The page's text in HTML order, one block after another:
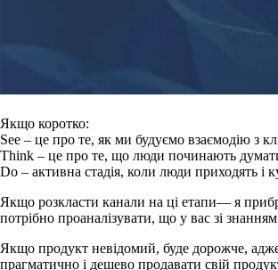
Якщо коротко:
See – це про те, як ми будуємо взаємодію з
Think – це про те, що люди починають
Do – активна стадія, коли люди приходять і
Якщо розкласти канали на ці етапи— я
потрібно проаналізувати, що у вас зі
Якщо продукт невідомий, буде дорожче,
прагматично і дешево продавати свій